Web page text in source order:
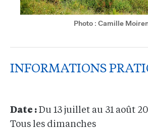
Photo : Camille
INFORMATIONS
Date :Du 13 juillet au 31 août
Tous les dimanches